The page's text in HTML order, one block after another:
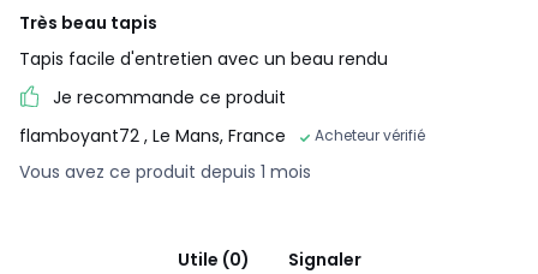
Très beau tapis
Tapis facile d'entretien avec un beau rendu
Je recommande ce produit
flamboyant72 , Le Mans, France Acheteur vérifié
Vous avez ce produit depuis 1 mois
Utile (0)
Signaler